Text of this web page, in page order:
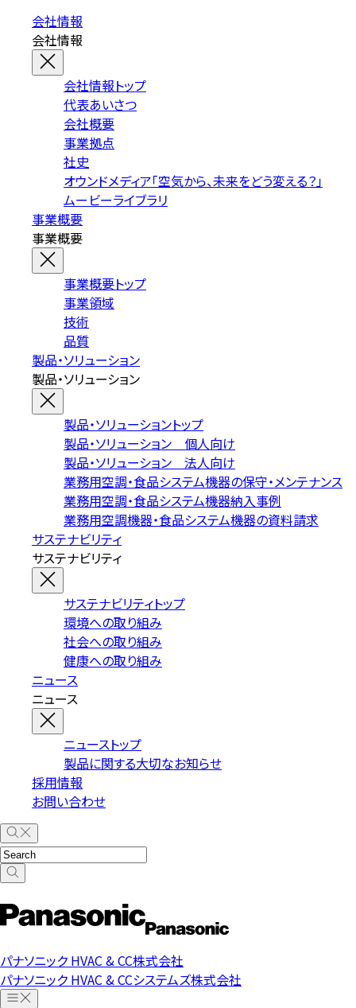
会社情報
会社情報
会社情報トップ
代表あいさつ
会社概要
事業拠点
社史
オウンドメディア「空気から、未来をどう変える？」
ムービーライブラリ
事業概要
事業概要
事業概要トップ
事業領域
技術
品質
製品・ソリューション
製品・ソリューション
製品・ソリューショントップ
製品・ソリューション 個人向け
製品・ソリューション 法人向け
業務用空調・食品システム機器の保守・メンテナンス
業務用空調・食品システム機器納入事例
業務用空調機器・食品システム機器の資料請求
サステナビリティ
サステナビリティ
サステナビリティトップ
環境への取り組み
社会への取り組み
健康への取り組み
ニュース
ニュース
ニューストップ
製品に関する大切なお知らせ
採用情報
お問い合わせ
パナソニック HVAC & CC株式会社
パナソニック HVAC & CCシステムズ株式会社